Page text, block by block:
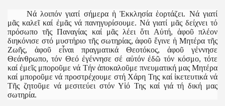
Νά λοιπόν γιατί σήμερα ἡ Ἐκκλησία ἑορτάζει. Νά γιατί
μᾶς καλεῖ καί ἐμᾶς νά πανηγυρίσουμε. Νά γιατί μᾶς δείχνει τό
πρόσωπο τῆς Παναγίας καί μᾶς λέει ὅτι Αὐτή, ἀφοῦ πλέον
διηκόνισε στό μυστήριο τῆς σωτηρίας, ἀφοῦ ἔγινε ἡ Μητέρα τῆς
Ζωῆς, ἀφοῦ εἶναι πραγματικά Θεοτόκος, ἀφοῦ γέννησε
Θεάνθρωπο, τόν Θεό ἐγέννησε σέ αὐτόν ἐδῶ τόν κόσμο, τότε
καί ἐμεῖς μποροῦμε νά Τήν ἀποκαλοῦμε πνευματική μας Μητέρα
καί μποροῦμε νά προστρέχουμε στή Χάρη Της καί ἱκετευτικά νά
Τῆς ζητοῦμε νά μεσιτεύει στόν Υἱό Της καί γιά τή δική μας
σωτηρία.